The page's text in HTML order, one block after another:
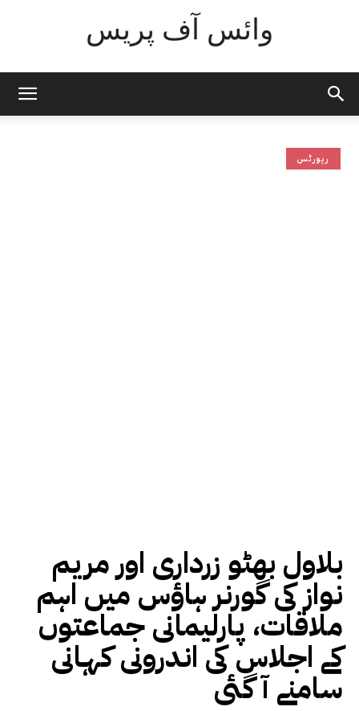
وائس آف پریس
رپورٹس
بلاول بھٹو زرداری اور مریم
نواز کی گورنر ہاؤس میں اہم
ملاقات، پارلیمانی جماعتوں
کے اجلاس کی اندرونی کہانی
سامنے آ گئی